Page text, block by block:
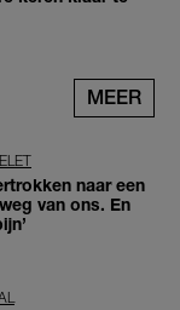
MEER
naar een
van ons. En